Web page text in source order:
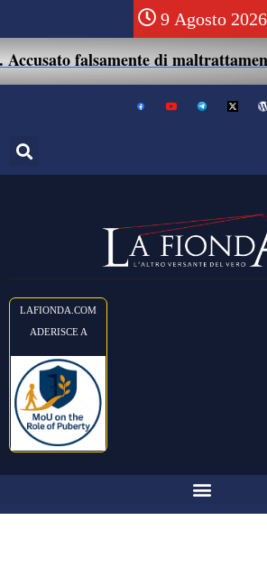
9 Agosto 2026
falsamente di maltrattamenti a
LAFIONDA.COM
ADERISCE A